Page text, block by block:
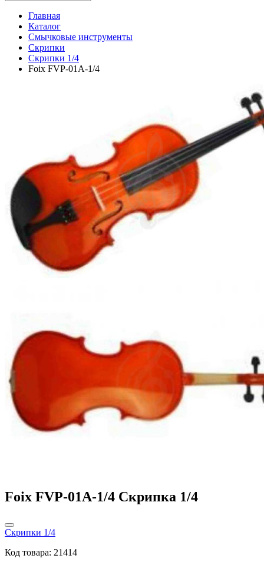
Главная
Каталог
Смычковые инструменты
Скрипки
Скрипки 1/4
Foix FVP-01A-1/4
Foix FVP-01A-1/4 Скрипка 1/4
Скрипки 1/4
Код товара: 21414